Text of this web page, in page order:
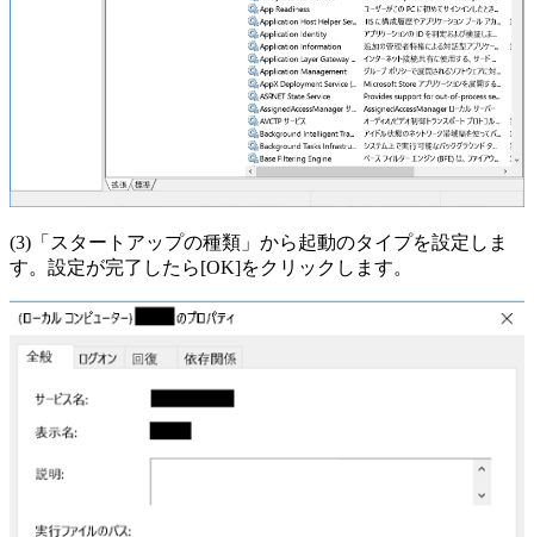
(3)「スタートアップの種類」から起動のタイプを設定しま
す。設定が完了したら[OK]をクリックします。